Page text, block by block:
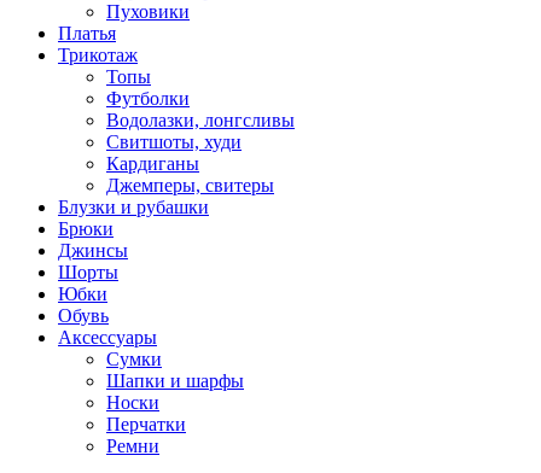
Пуховики
Платья
Трикотаж
Топы
Футболки
Водолазки, лонгсливы
Свитшоты, худи
Кардиганы
Джемперы, свитеры
Блузки и рубашки
Брюки
Джинсы
Шорты
Юбки
Обувь
Аксессуары
Сумки
Шапки и шарфы
Носки
Перчатки
Ремни